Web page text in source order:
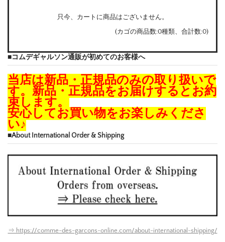
只今、カートに商品はございません。
(カゴの商品数:0種類、合計数:0)
■コムデギャルソン通販が初めてのお客様へ
当店は新品・正規品のみの取り扱いで
す。新品・正規品をお届けするとお約
束します。
安心してお買い物をお楽しみくださ
い♪
■About International Order & Shipping
⇒ https://comme-des-garcons-online.com/about-international-shipping/